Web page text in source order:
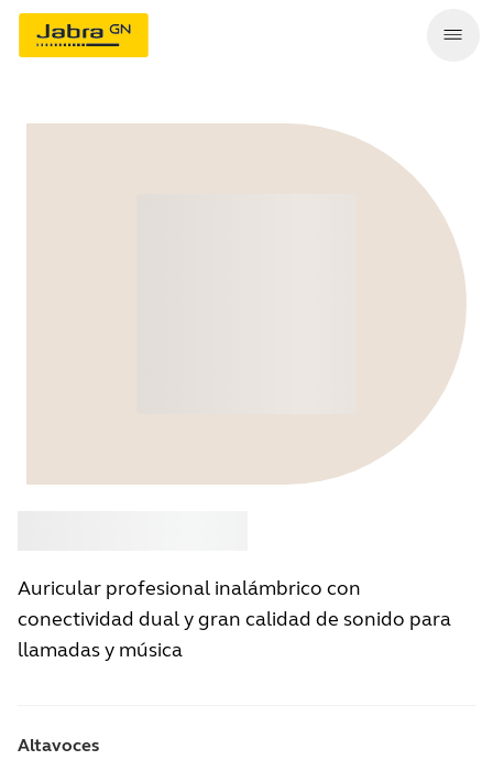
Auricular profesional inalámbrico con
conectividad dual y gran calidad de sonido para
llamadas y música
Altavoces